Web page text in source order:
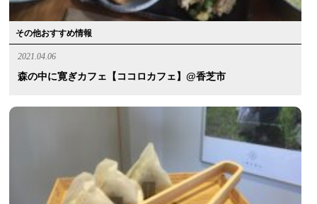
その他おすすめ情報
2021.04.06
森の中に寛ぎカフェ【ココロカフェ】@香芝市